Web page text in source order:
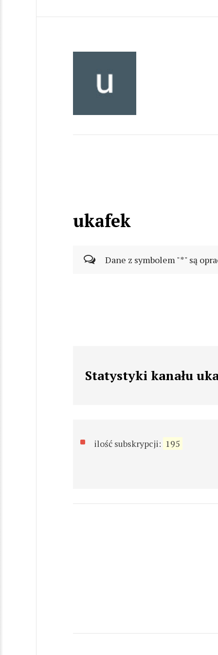
ukafek
Dane z symbolem "*" są
Statystyki kanału
ilość subskrypcji: 195